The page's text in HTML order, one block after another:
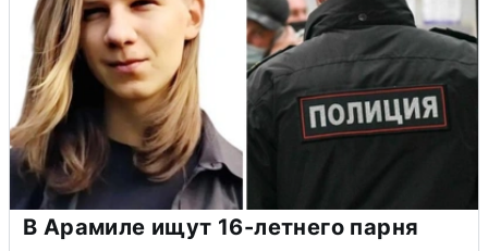
В Арамиле ищут 16-летнего парня